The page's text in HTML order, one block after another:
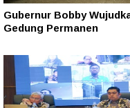
Gubernur Bobby
Gedung Permanen